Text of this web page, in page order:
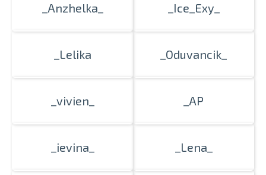
_Anzhelka_ _Ice_Exy_
_Lelika _Oduvancik_
_vivien_ _AP
_ievina_ _Lena_